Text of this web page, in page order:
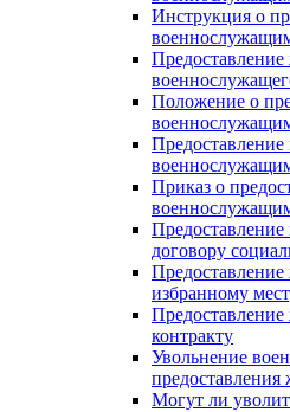
Инструкция о
Положение о
Приказ о
договору
избранному
контракту
Увольнение
предоставления
Могут ли